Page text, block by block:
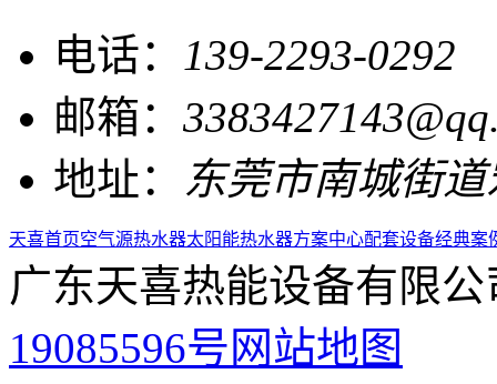
电话： 139-2293-
邮箱：
地址： 东莞市南城街
天喜首页空气源热水器太阳能热水器方案中心配套设备经典案
广东天喜热能设备有限公
19085596号网站地图